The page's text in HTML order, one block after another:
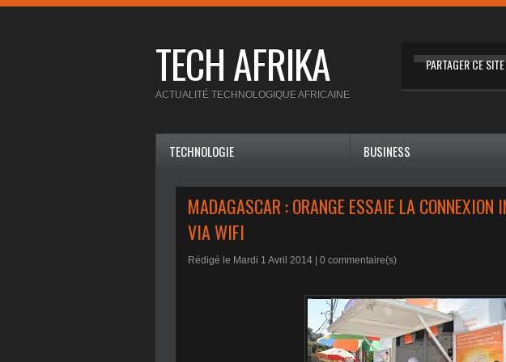
TECH AFRIKA PARTAGER CE SITE
ACTUALITÉ TECHNOLOGIQUE AFRICAINE
TECHNOLOGIE BUSINESS
MADAGASCAR : ORANGE ESSAIE LA CONNEXION
VIA WIFI
Rédigé le Mardi 1 Avril 2014 | 0 commentaire(s)